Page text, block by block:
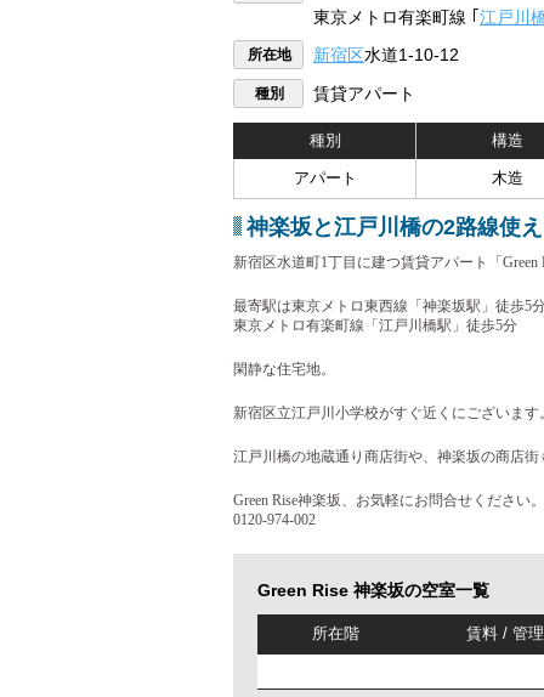
東京メトロ有楽町線 ｢ 江戸川
所在地 新宿区水道1-10-12
種別 賃貸アパート
種別 構造
アパート 木造
神楽坂と江戸川橋の2路線使
新宿区水道町1丁目に建つ賃貸アパート「
最寄駅は東京メトロ東西線「神楽坂駅」徒歩5
東京メトロ有楽町線「江戸川橋駅」徒歩5分
閑静な住宅地。
新宿区立江戸川小学校がすぐ近くにございます
江戸川橋の地蔵通り商店街や、神楽坂の商店
Green Rise神楽坂、お気軽にお問合せください。
0120-974-002
Green Rise 神楽坂の空室一覧
所在階 賃料 / 管